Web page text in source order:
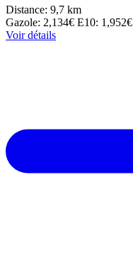
Distance: 9,7 km
Gazole: 2,134€ E10: 1,952€
Voir détails